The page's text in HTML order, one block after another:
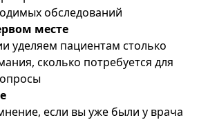
обследований
месте
уделяем пациентам столько
сколько потребуется для
если вы уже были у врача